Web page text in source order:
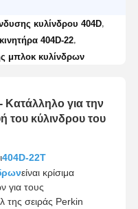
κυλίνδρου 404D
404D-22
μπλοκ κυλίνδρων
Κατάλληλο για την
του κύλινδρου του
404D-22T
είναι κρίσιμα
για τους
της σειράς Perkin